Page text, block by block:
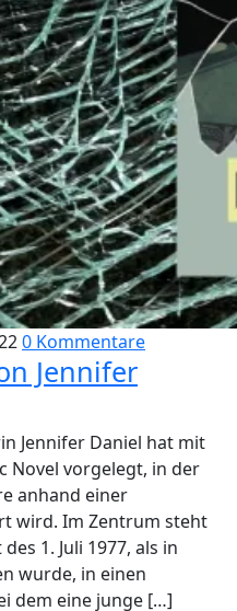
0 Kommentare
Jennifer
Jennifer Daniel hat mit
Novel vorgelegt, in der
anhand einer
wird. Im Zentrum steht
1. Juli 1977, als in
wurde, in einen
dem eine junge […]